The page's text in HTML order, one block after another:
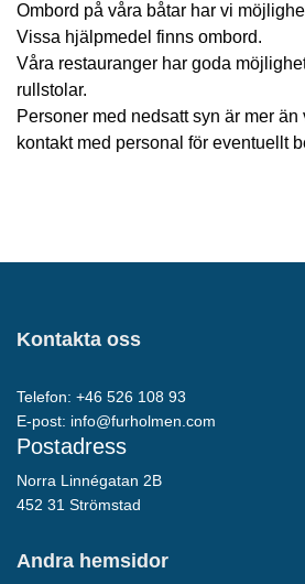
Ombord på våra båtar har vi
Vissa hjälpmedel finns ombord.
Våra restauranger har goda
rullstolar.
Personer med nedsatt syn är mer än
kontakt med personal för eventuellt
Kontakta oss
Telefon: +46 526 108 93
E-post: info@furholmen.com
Postadress
Norra Linnégatan 2B
452 31 Strömstad
Andra hemsidor